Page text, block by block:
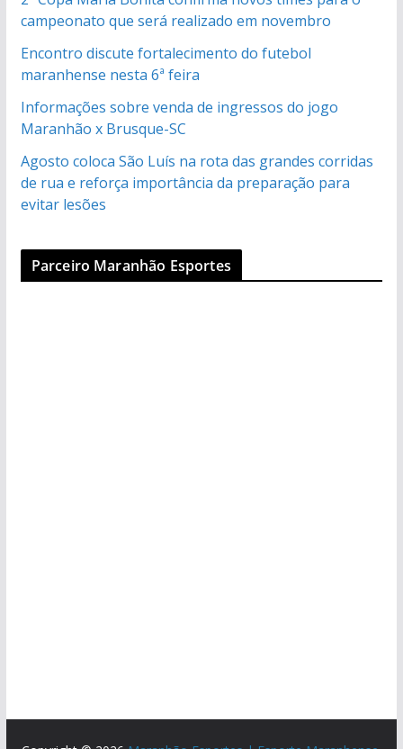
campeonato que será realizado em novembro
Encontro discute fortalecimento do futebol
maranhense nesta 6ª feira
Informações sobre venda de ingressos do jogo
Maranhão x Brusque-SC
Agosto coloca São Luís na rota das grandes corridas
de rua e reforça importância da preparação para
evitar lesões
Parceiro Maranhão Esportes